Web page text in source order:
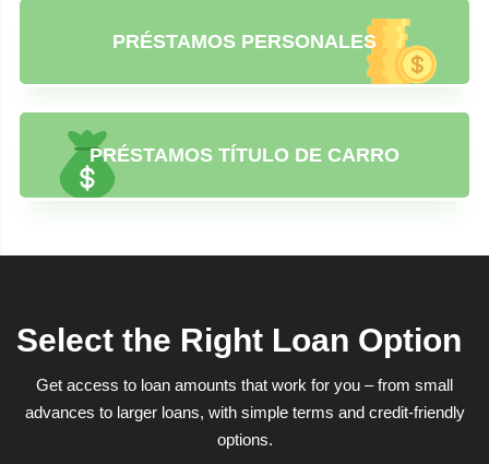
PRÉSTAMOS PERSONALES
PRÉSTAMOS TÍTULO DE CARRO
Select the Right Loan Option
Get access to loan amounts that work for you – from small
advances to larger loans, with simple terms and credit-friendly
options.